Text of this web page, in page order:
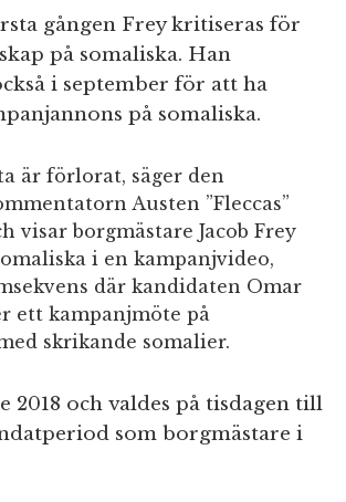
gången Frey kritiseras för
på somaliska. Han
i september för att ha
på somaliska.
är förlorat, säger den
Austen ”Fleccas”
visar borgmästare Jacob Frey
i en kampanjvideo,
där kandidaten Omar
ett kampanjmöte på
skrikande somalier.
2018 och valdes på tisdagen till
som borgmästare i